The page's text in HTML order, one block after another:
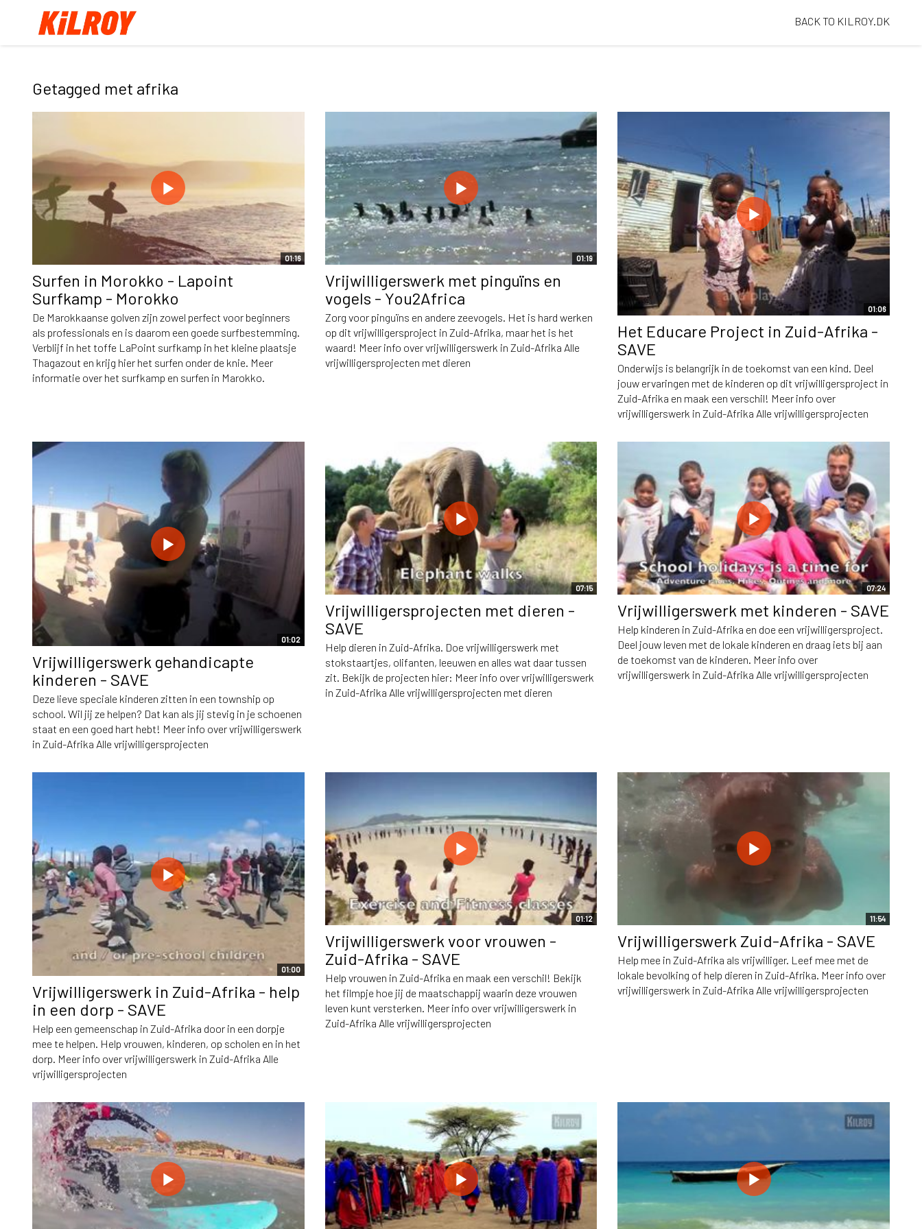
BACK TO KILROY.DK
Getagged met afrika
01:16
Surfen in Morokko - Lapoint
Surfkamp - Morokko
De Marokkaanse golven zijn zowel perfect voor beginners
als professionals en is daarom een goede surfbestemming.
Verblijf in het toffe LaPoint surfkamp in het kleine plaatsje
Thagazout en krijg hier het surfen onder de knie. Meer
informatie over het surfkamp en surfen in Marokko.
01:19
Vrijwilligerswerk met pinguïns en
vogels - You2Africa
Zorg voor pinguïns en andere zeevogels. Het is hard werken
op dit vrijwilligersproject in Zuid-Afrika, maar het is het
waard! Meer info over vrijwilligerswerk in Zuid-Afrika Alle
vrijwilligersprojecten met dieren
01:06
Het Educare Project in Zuid-Afrika -
SAVE
Onderwijs is belangrijk in de toekomst van een kind. Deel
jouw ervaringen met de kinderen op dit vrijwilligersproject in
Zuid-Afrika en maak een verschil! Meer info over
vrijwilligerswerk in Zuid-Afrika Alle vrijwilligersprojecten
01:02
Vrijwilligerswerk gehandicapte
kinderen - SAVE
Deze lieve speciale kinderen zitten in een township op
school. Wil jij ze helpen? Dat kan als jij stevig in je schoenen
staat en een goed hart hebt! Meer info over vrijwilligerswerk
in Zuid-Afrika Alle vrijwilligersprojecten
07:15
Vrijwilligersprojecten met dieren -
SAVE
Help dieren in Zuid-Afrika. Doe vrijwilligerswerk met
stokstaartjes, olifanten, leeuwen en alles wat daar tussen
zit. Bekijk de projecten hier: Meer info over vrijwilligerswerk
in Zuid-Afrika Alle vrijwilligersprojecten met dieren
07:24
Vrijwilligerswerk met kinderen - SAVE
Help kinderen in Zuid-Afrika en doe een vrijwilligersproject.
Deel jouw leven met de lokale kinderen en draag iets bij aan
de toekomst van de kinderen. Meer info over
vrijwilligerswerk in Zuid-Afrika Alle vrijwilligersprojecten
01:00
Vrijwilligerswerk in Zuid-Afrika - help
in een dorp - SAVE
Help een gemeenschap in Zuid-Afrika door in een dorpje
mee te helpen. Help vrouwen, kinderen, op scholen en in het
dorp. Meer info over vrijwilligerswerk in Zuid-Afrika Alle
vrijwilligersprojecten
01:12
Vrijwilligerswerk voor vrouwen -
Zuid-Afrika - SAVE
Help vrouwen in Zuid-Afrika en maak een verschil! Bekijk
het filmpje hoe jij de maatschappij waarin deze vrouwen
leven kunt versterken. Meer info over vrijwilligerswerk in
Zuid-Afrika Alle vrijwilligersprojecten
11:54
Vrijwilligerswerk Zuid-Afrika - SAVE
Help mee in Zuid-Afrika als vrijwilliger. Leef mee met de
lokale bevolking of help dieren in Zuid-Afrika. Meer info over
vrijwilligerswerk in Zuid-Afrika Alle vrijwilligersprojecten